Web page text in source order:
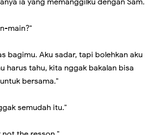
ia yang memanggilku dengan Sam.
main?"
bagimu. Aku sadar, tapi bolehkan aku
harus tahu, kita nggak bakalan bisa
bersama."
semudah itu."